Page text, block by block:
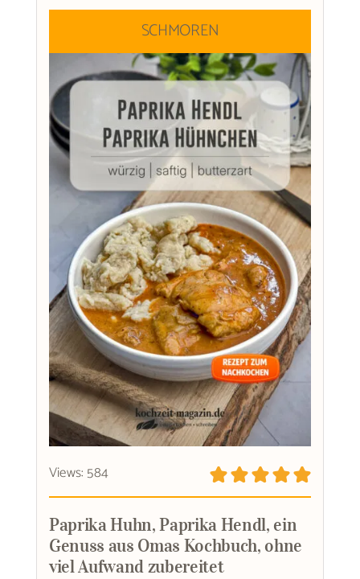
SCHMOREN
Views: 584
Paprika Huhn, Paprika Hendl, ein
Genuss aus Omas Kochbuch, ohne
viel Aufwand zubereitet